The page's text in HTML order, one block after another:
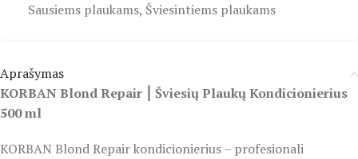
Sausiems plaukams, Šviesintiems plaukams
Aprašymas
KORBAN Blond Repair ⎮ Šviesių Plaukų Kondicionierius
500 ml
KORBAN Blond Repair kondicionierius – profesionali